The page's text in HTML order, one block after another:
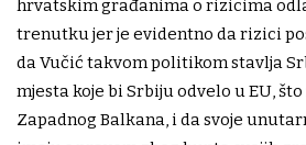
hrvatskim građanima o rizicima
trenutku jer je evidentno da rizici
da Vučić takvom politikom stavlja
mjesta koje bi Srbiju odvelo u EU,
Zapadnog Balkana, i da svoje